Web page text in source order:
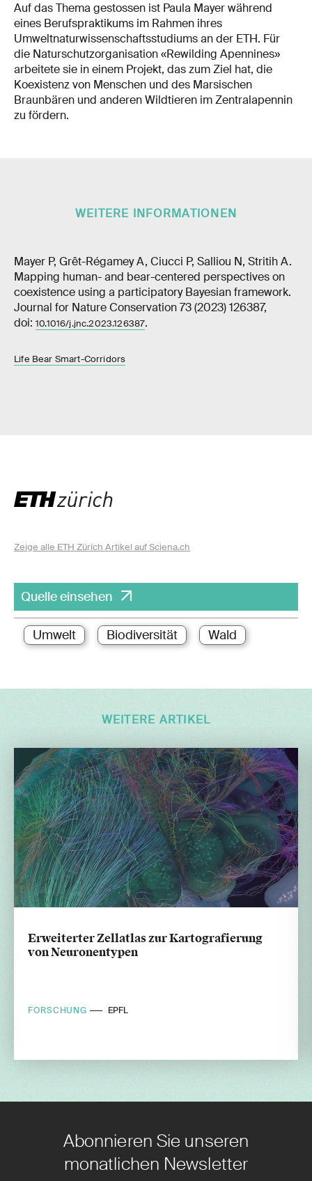
Auf das Thema gestossen ist Paula Mayer während
eines Berufspraktikums im Rahmen ihres
Umweltnaturwissenschaftsstudiums an der ETH. Für
die Naturschutzorganisation «Rewilding Apennines»
arbeitete sie in einem Projekt, das zum Ziel hat, die
Koexistenz von Menschen und des Marsischen
Braunbären und anderen Wildtieren im Zentralapennin
zu fördern.
WEITERE INFORMATIONEN
Mayer P, Grêt-Régamey A, Ciucci P, Salliou N, Stritih A.
Mapping human- and bear-centered perspectives on
coexistence using a participatory Bayesian framework.
Journal for Nature Conservation 73 (2023) 126387,
doi: 10.1016/j.jnc.2023.126387.
Life Bear Smart-Corridors
Zeige alle ETH Zürich Artikel auf Sciena.ch
Quelle einsehen
Umwelt Biodiversität Wald
WEITERE ARTIKEL
Erweiterter Zellatlas zur Kartografierung
von Neuronentypen
FORSCHUNG EPFL
Abonnieren Sie unseren
monatlichen Newsletter